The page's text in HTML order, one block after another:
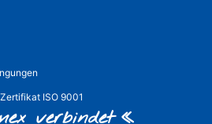
verbindet«